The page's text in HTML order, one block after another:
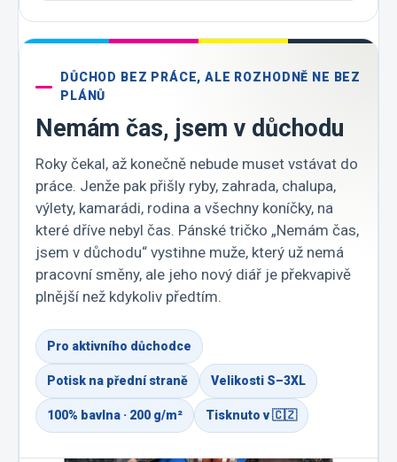
DŮCHOD BEZ PRÁCE, ALE ROZHODNĚ NE BEZ
PLÁNŮ
Nemám čas, jsem v důchodu
Roky čekal, až konečně nebude muset vstávat do
práce. Jenže pak přišly ryby, zahrada, chalupa,
výlety, kamarádi, rodina a všechny koníčky, na
které dříve nebyl čas. Pánské tričko „Nemám čas,
jsem v důchodu“ vystihne muže, který už nemá
pracovní směny, ale jeho nový diář je překvapivě
plnější než kdykoliv předtím.
Pro aktivního důchodce
Potisk na přední straně Velikosti S–3XL
100% bavlna · 200 g/m² Tisknuto v 🇨🇿